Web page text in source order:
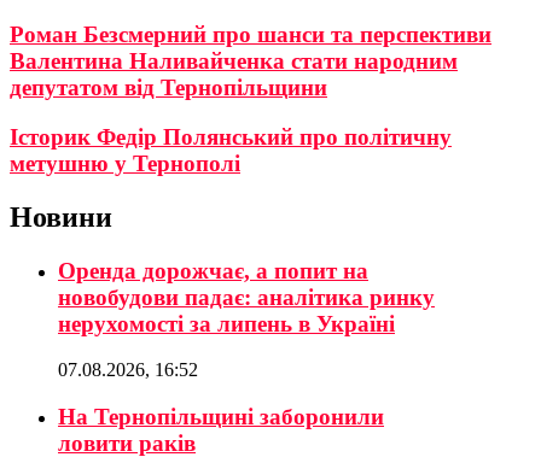
Роман Безсмерний про шанси та перспективи
Валентина Наливайченка стати народним
депутатом від Тернопільщини
Історик Федір Полянський про політичну
метушню у Тернополі
Новини
Оренда дорожчає, а попит на
новобудови падає: аналітика ринку
нерухомості за липень в Україні
07.08.2026, 16:52
На Тернопільщині заборонили
ловити раків